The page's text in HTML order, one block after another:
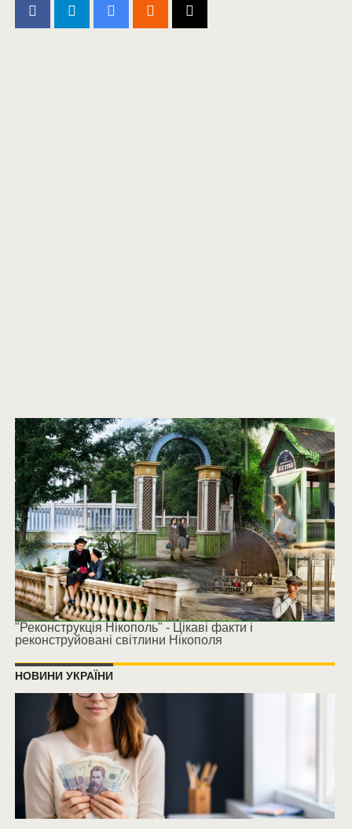
"Реконструкція Нікополь" - Цікаві факти і
реконструйовані світлини Нікополя
НОВИНИ УКРАЇНИ